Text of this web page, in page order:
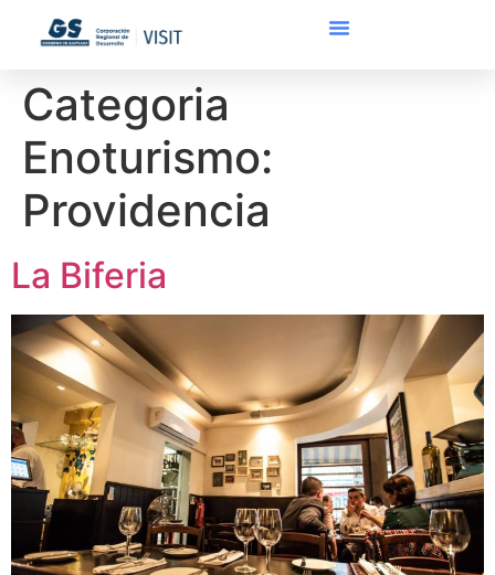
Categoria
Enoturismo:
Providencia
La Biferia